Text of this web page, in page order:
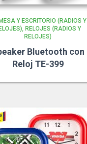
Y ESCRITORIO (RADIOS Y
RELOJES (RADIOS Y
RELOJES)
Bluetooth con
Reloj TE-399